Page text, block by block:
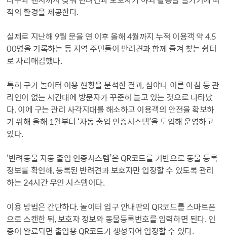
적의 환경을 제공한다.
실제로 지난해 9월 문을 연 이후 올해 4월까지 누적 이용객 약 4,5
00명을 기록하는 등 지역 주민들이 반려견과 함께 즐겨 찾는 쉼터
로 자리매김했다.
특히 구가 놀이터 이용 현황을 분석한 결과, 심야나 이른 아침 등 관
리인이 없는 시간대에 방문자가 꾸준히 늘고 있는 것으로 나타났
다. 이에 구는 관리 사각지대를 해소하고 이용객의 안전을 확보하
기 위해 올해 1월부터 ‘자동 출입 인증시스템’을 도입해 운영하고
있다.
‘반려동물 자동 출입 인증시스템’은 QR코드를 기반으로 동물 등록
정보를 확인해, 등록된 반려견과 보호자만 입장할 수 있도록 관리
하는 24시간 무인 시스템이다.
이용 방법은 간단하다. 놀이터 입구 안내판의 QR코드를 스마트폰
으로 스캔한 뒤, 보호자 정보와 동물등록번호를 입력하면 된다. 인
증이 완료되면 출입용 QR코드가 생성되어 입장할 수 있다.